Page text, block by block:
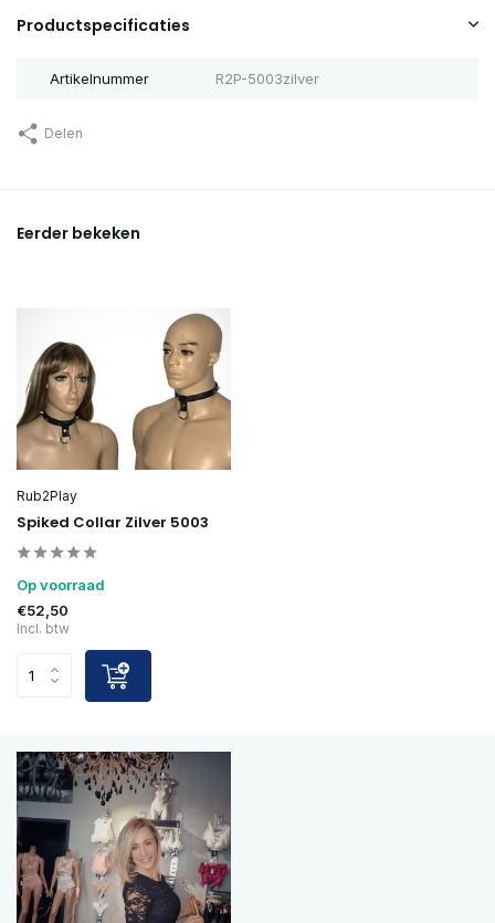
Productspecificaties
Artikelnummer R2P-5003zilver
Delen
Eerder bekeken
Rub2Play
Spiked Collar Zilver 5003
Op voorraad
€52,50
Incl. btw